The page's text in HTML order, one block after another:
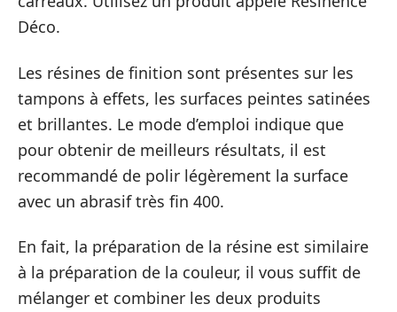
Déco.
Les résines de finition sont présentes sur les
tampons à effets, les surfaces peintes satinées
et brillantes. Le mode d’emploi indique que
pour obtenir de meilleurs résultats, il est
recommandé de polir légèrement la surface
avec un abrasif très fin 400.
En fait, la préparation de la résine est similaire
à la préparation de la couleur, il vous suffit de
mélanger et combiner les deux produits